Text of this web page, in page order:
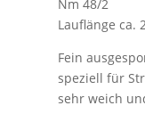
Nm 48/2
Lauflänge ca.
Fein
speziell für
sehr weich